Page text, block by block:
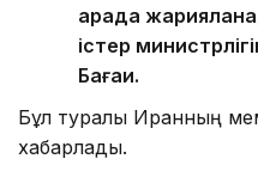
арада
істер
Бағаи.
Бұл туралы Иранның
хабарлады.